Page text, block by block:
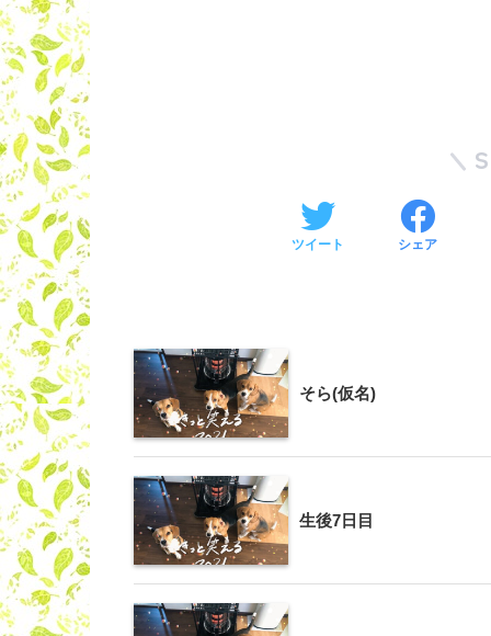
ツイート シェア
そら(仮名)
生後7日目